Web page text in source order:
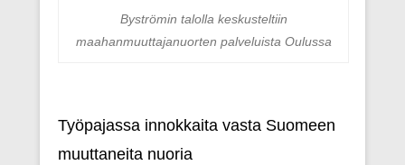
Byströmin talolla keskusteltiin
maahanmuuttajanuorten palveluista Oulussa
Työpajassa innokkaita vasta Suomeen
muuttaneita nuoria